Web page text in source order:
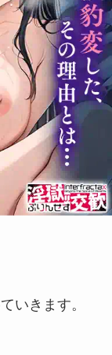
いきます。